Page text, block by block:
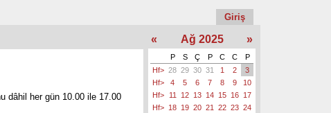
Giriş
dâhil her gün 10.00 ile 17.00
« Ağ 2025 »
P S Ç P C C
P
Hf> 28 29 30 31 1 2
3
Hf>
4 5 6 7 8 9
10
Hf>
11 12 13 14 15 16 17
Hf> 18 19 20 21 22 23 24